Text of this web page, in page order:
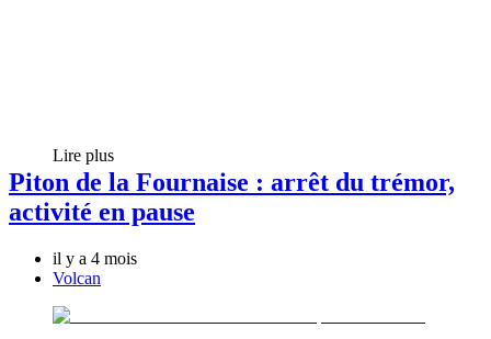
Lire plus
Piton de la Fournaise : arrêt du trémor,
activité en pause
il y a 4 mois
Volcan